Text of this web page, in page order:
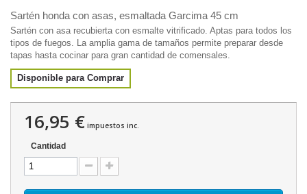
Sartén honda con asas, esmaltada Garcima 45 cm
Sartén con asa recubierta con esmalte vitrificado. Aptas para todos los
tipos de fuegos. La amplia gama de tamaños permite preparar desde
tapas hasta cocinar para gran cantidad de comensales.
Disponible para Comprar
16,95 € impuestos inc.
Cantidad